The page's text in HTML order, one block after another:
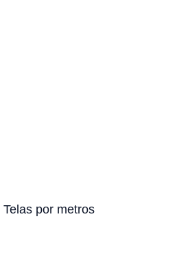
Telas por metros